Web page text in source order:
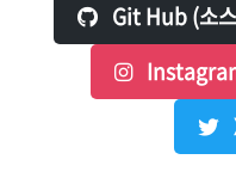
Git Hub (소